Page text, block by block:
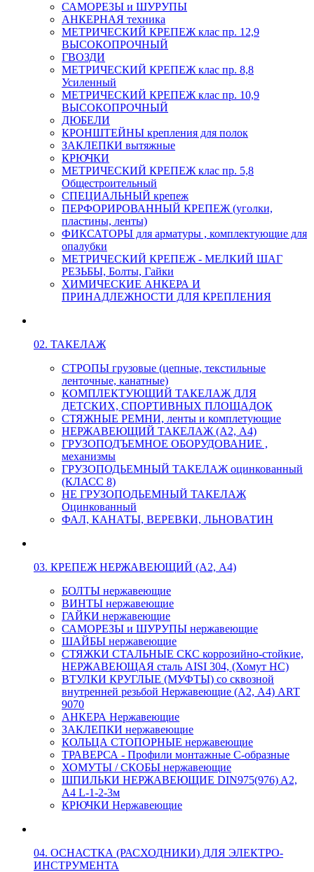
САМОРЕЗЫ и ШУРУПЫ
АНКЕРНАЯ техника
МЕТРИЧЕСКИЙ КРЕПЕЖ клас пр. 12,9
ВЫСОКОПРОЧНЫЙ
ГВОЗДИ
МЕТРИЧЕСКИЙ КРЕПЕЖ клас пр. 8,8
Усиленный
МЕТРИЧЕСКИЙ КРЕПЕЖ клас пр. 10,9
ВЫСОКОПРОЧНЫЙ
ДЮБЕЛИ
КРОНШТЕЙНЫ крепления для полок
ЗАКЛЕПКИ вытяжные
КРЮЧКИ
МЕТРИЧЕСКИЙ КРЕПЕЖ клас пр. 5,8
Общестроительный
СПЕЦИАЛЬНЫЙ крепеж
ПЕРФОРИРОВАННЫЙ КРЕПЕЖ (уголки,
пластины, ленты)
ФИКСАТОРЫ для арматуры , комплектующие для
опалубки
МЕТРИЧЕСКИЙ КРЕПЕЖ - МЕЛКИЙ ШАГ
РЕЗЬБЫ, Болты, Гайки
ХИМИЧЕСКИЕ АНКЕРА И
ПРИНАДЛЕЖНОСТИ ДЛЯ КРЕПЛЕНИЯ
02. ТАКЕЛАЖ
СТРОПЫ грузовые (цепные, текстильные
ленточные, канатные)
КОМПЛЕКТУЮЩИЙ ТАКЕЛАЖ ДЛЯ
ДЕТСКИХ, СПОРТИВНЫХ ПЛОЩАДОК
СТЯЖНЫЕ РЕМНИ, ленты и комплетующие
НЕРЖАВЕЮЩИЙ ТАКЕЛАЖ (А2, А4)
ГРУЗОПОДЪЕМНОЕ ОБОРУДОВАНИЕ ,
механизмы
ГРУЗОПОДЬЕМНЫЙ ТАКЕЛАЖ оцинкованный
(КЛАСС 8)
НЕ ГРУЗОПОДЬЕМНЫЙ ТАКЕЛАЖ
Оцинкованный
ФАЛ, КАНАТЫ, ВЕРЕВКИ, ЛЬНОВАТИН
03. КРЕПЕЖ НЕРЖАВЕЮЩИЙ (А2, А4)
БОЛТЫ нержавеющие
ВИНТЫ нержавеющие
ГАЙКИ нержавеющие
САМОРЕЗЫ и ШУРУПЫ нержавеющие
ШАЙБЫ нержавеющие
СТЯЖКИ СТАЛЬНЫЕ СКС коррозийно-стойкие,
НЕРЖАВЕЮЩАЯ сталь AISI 304, (Хомут НС)
ВТУЛКИ КРУГЛЫЕ (МУФТЫ) со сквозной
внутренней резьбой Нержавеющие (А2, А4) ART
9070
АНКЕРА Нержавеющие
ЗАКЛЕПКИ нержавеющие
КОЛЬЦА СТОПОРНЫЕ нержавеющие
ТРАВЕРСА - Профили монтажные С-образные
ХОМУТЫ / СКОБЫ нержавеющие
ШПИЛЬКИ НЕРЖАВЕЮЩИЕ DIN975(976) A2,
А4 L-1-2-3м
КРЮЧКИ Нержавеющие
04. ОСНАСТКА (РАСХОДНИКИ) ДЛЯ ЭЛЕКТРО-
ИНСТРУМЕНТА